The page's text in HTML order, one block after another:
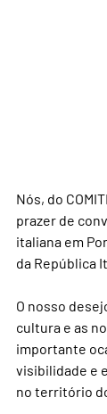
Nós, do
prazer de
italiana em
da República
O nosso
cultura e as
importante
visibilidade e
no território